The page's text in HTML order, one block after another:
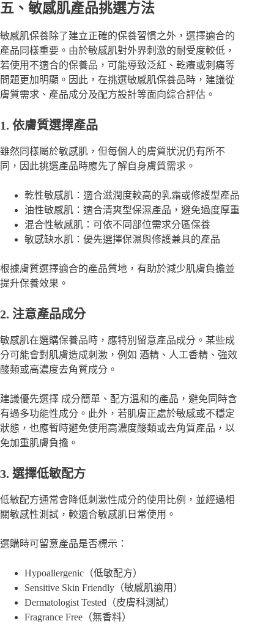
五、敏感肌產品挑選方法
敏感肌保養除了建立正確的保養習慣之外，選擇適合的
產品同樣重要。由於敏感肌對外界刺激的耐受度較低，
若使用不適合的保養品，可能導致泛紅、乾癢或刺痛等
問題更加明顯。因此，在挑選敏感肌保養品時，建議從
膚質需求、產品成分及配方設計等面向綜合評估。
1. 依膚質選擇產品
雖然同樣屬於敏感肌，但每個人的膚質狀況仍有所不
同，因此挑選產品時應先了解自身膚質需求。
乾性敏感肌：適合滋潤度較高的乳霜或修護型產品
油性敏感肌：適合清爽型保濕產品，避免過度厚重
混合性敏感肌：可依不同部位需求分區保養
敏感缺水肌：優先選擇保濕與修護兼具的產品
根據膚質選擇適合的產品質地，有助於減少肌膚負擔並
提升保養效果。
2. 注意產品成分
敏感肌在選購保養品時，應特別留意產品成分。某些成
分可能會對肌膚造成刺激，例如 酒精、人工香精、強效
酸類或高濃度去角質成分。
建議優先選擇 成分簡單、配方溫和的產品，避免同時含
有過多功能性成分。此外，若肌膚正處於敏感或不穩定
狀態，也應暫時避免使用高濃度酸類或去角質產品，以
免加重肌膚負擔。
3. 選擇低敏配方
低敏配方通常會降低刺激性成分的使用比例，並經過相
關敏感性測試，較適合敏感肌日常使用。
選購時可留意產品是否標示：
Hypoallergenic（低敏配方）
Sensitive Skin Friendly（敏感肌適用）
Dermatologist Tested（皮膚科測試）
Fragrance Free（無香料）